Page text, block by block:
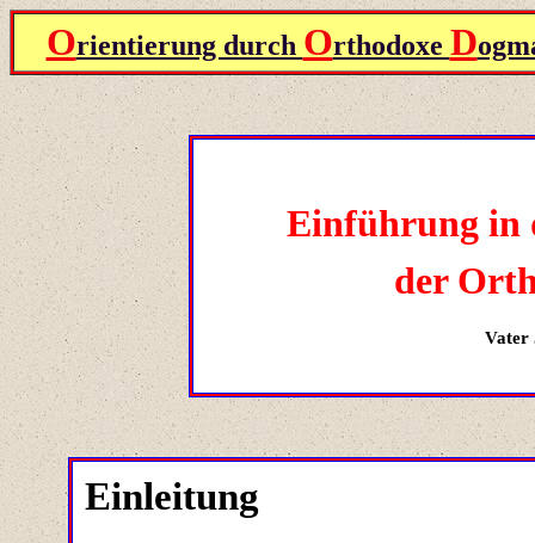
Orientierung durch Orthodoxe D
Einführung in
der
Vater
Einleitung